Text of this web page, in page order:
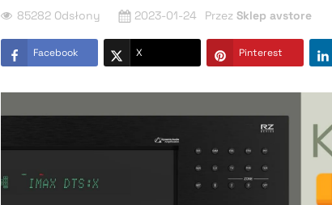
85282 Odsłony 2023-01-24 Przez Sklep avstore
Facebook X Pinterest